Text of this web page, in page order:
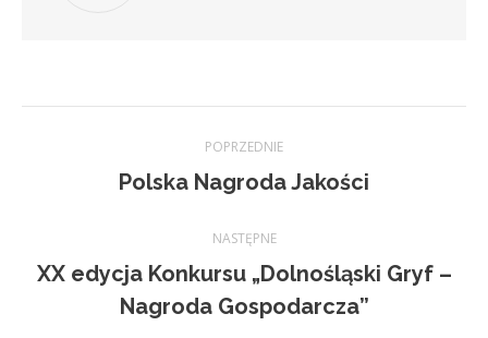
wpisów
POPRZEDNIE
Poprzedni
Polska Nagroda Jakości
NASTĘPNE
Następny
wpis:
XX edycja Konkursu „Dolnośląski Gryf –
Nagroda Gospodarcza”